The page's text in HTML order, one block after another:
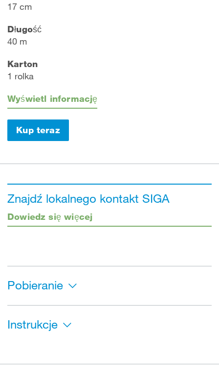
17 cm
Długość
40 m
Karton
1 rolka
Wyświetl informację
Kup teraz
Znajdź lokalnego kontakt SIGA
Dowiedz się więcej
Pobieranie
Instrukcje